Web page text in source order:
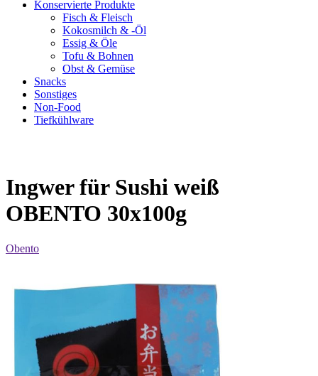
Konservierte Produkte
Fisch & Fleisch
Kokosmilch & -Öl
Essig & Öle
Tofu & Bohnen
Obst & Gemüse
Snacks
Sonstiges
Non-Food
Tiefkühlware
Ingwer für Sushi weiß
OBENTO 30x100g
Obento